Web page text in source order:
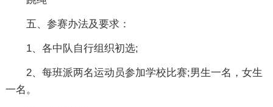
五、参赛办法及要求：
1、各中队自行组织初选;
2、每班派两名运动员参加学校比赛;男生一名，女生
一名。